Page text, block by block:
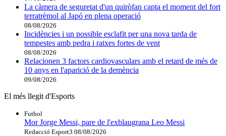
La càmera de seguretat d'un quiròfan capta el moment del fort
terratrèmol al Japó en plena operació
08/08/2026
Incidències i un possible esclafit per una nova tarda de
tempestes amb pedra i ratxes fortes de vent
08/08/2026
Relacionen 3 factors cardiovasculars amb el retard de més de
10 anys en l'aparició de la demència
09/08/2026
El més llegit d'Esports
Futbol
Mor Jorge Messi, pare de l'exblaugrana Leo Messi
Redacció Esport3 08/08/2026